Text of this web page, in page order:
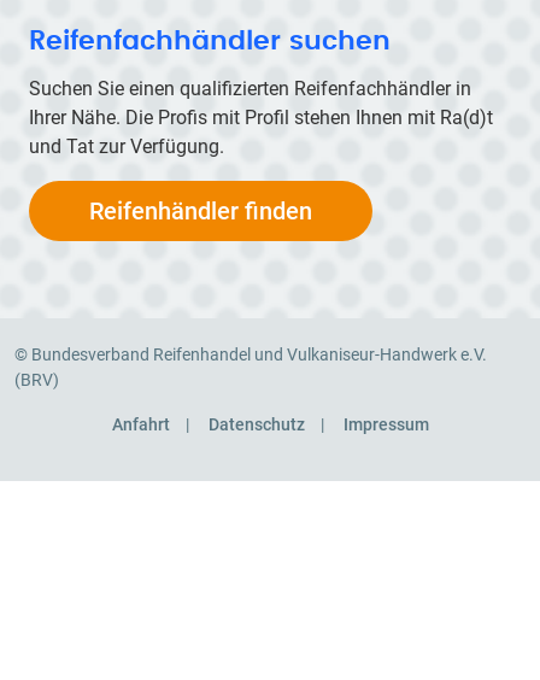
Reifenfachhändler suchen
Suchen Sie einen qualifizierten Reifenfachhändler in
Ihrer Nähe. Die Profis mit Profil stehen Ihnen mit Ra(d)t
und Tat zur Verfügung.
Reifenhändler finden
© Bundesverband Reifenhandel und Vulkaniseur-Handwerk e.V.
(BRV)
Anfahrt Datenschutz Impressum